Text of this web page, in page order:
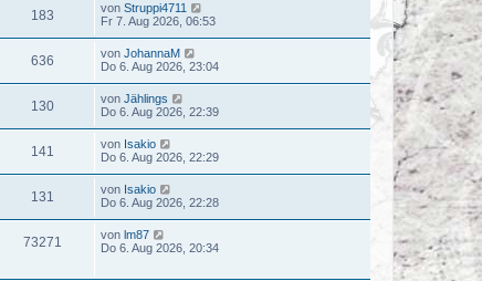
183 von Struppi4711
Fr 7. Aug 2026, 06:53
636 von JohannaM
Do 6. Aug 2026, 23:04
130 von Jählings
Do 6. Aug 2026, 22:39
141 von Isakio
Do 6. Aug 2026, 22:29
131 von Isakio
Do 6. Aug 2026, 22:28
73271 von lm87
Do 6. Aug 2026, 20:34